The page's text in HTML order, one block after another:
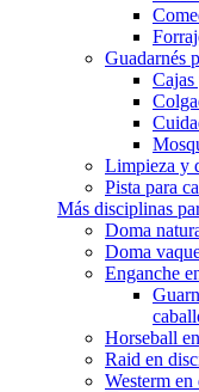
Guadarnés
Cajas
Limpieza y
Pista para
Más disciplinas
Doma
Doma
Enganche
Horseball
Raid en
Westerm